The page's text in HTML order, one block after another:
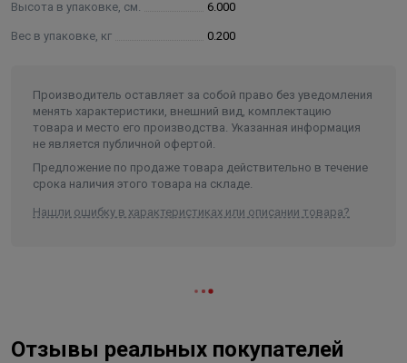
Высота в упаковке, см. 6.000
Вес в упаковке, кг 0.200
Производитель оставляет за собой право без уведомления
менять характеристики, внешний вид, комплектацию
товара и место его производства. Указанная информация
не является публичной офертой.
Предложение по продаже товара действительно в течение
срока наличия этого товара на складе.
Нашли ошибку в характеристиках или описании товара?
Отзывы реальных покупателей